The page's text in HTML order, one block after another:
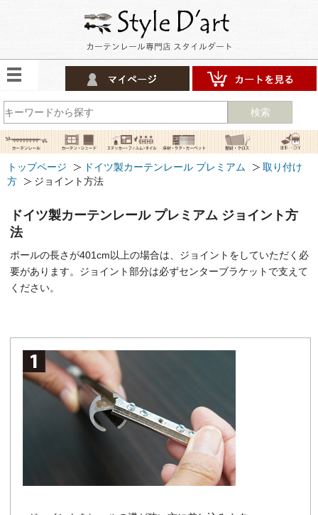
検索
トップページ ドイツ製カーテンレール プレミアム
取り付け
方
ジョイント方法
ドイツ製カーテンレール プレミアム ジョイント方
法
ポールの長さが401cm以上の場合は、ジョイントをしていただく必
要があります。ジョイント部分は必ずセンターブラケットで支えて
ください。